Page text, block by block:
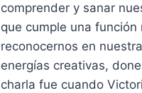
comprender y sanar
que cumple una
reconocernos en
energías creativas,
charla fue cuando